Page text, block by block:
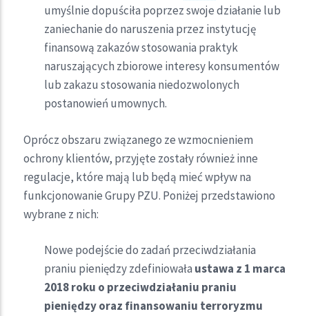
umyślnie dopuściła poprzez swoje działanie lub
zaniechanie do naruszenia przez instytucję
finansową zakazów stosowania praktyk
naruszających zbiorowe interesy konsumentów
lub zakazu stosowania niedozwolonych
postanowień umownych.
Oprócz obszaru związanego ze wzmocnieniem
ochrony klientów, przyjęte zostały również inne
regulacje, które mają lub będą mieć wpływ na
funkcjonowanie Grupy PZU. Poniżej przedstawiono
wybrane z nich:
Nowe podejście do zadań przeciwdziałania
praniu pieniędzy zdefiniowała ustawa z 1 marca
2018 roku o przeciwdziałaniu praniu
pieniędzy oraz finansowaniu terroryzmu